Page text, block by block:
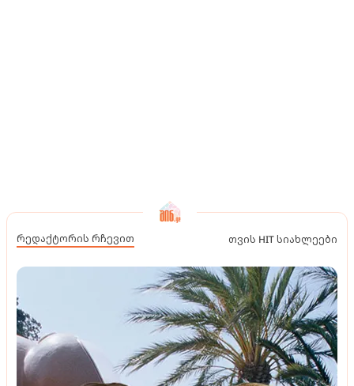
რედაქტორის რჩევით თვის HIT სიახლეები